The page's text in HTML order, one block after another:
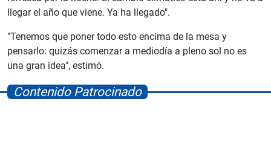
llegar el año que viene. Ya ha llegado".
"Tenemos que poner todo esto encima de la mesa y
pensarlo: quizás comenzar a mediodía a pleno sol no es
una gran idea", estimó.
Contenido Patrocinado